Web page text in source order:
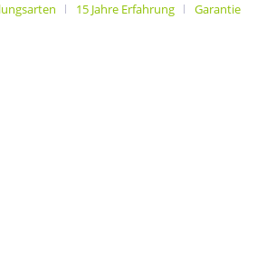
15 Jahre Erfahrung Garantie